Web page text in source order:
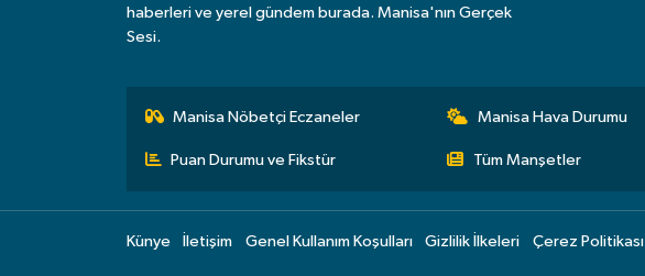
haberleri ve yerel gündem burada. Manisa'nın Gerçek
Sesi.
Manisa Nöbetçi Eczaneler Manisa Hava Durumu
Puan Durumu ve Fikstür Tüm Manşetler
Künye İletişim Genel Kullanım Koşulları Gizlilik İlkeleri Çerez Politikası